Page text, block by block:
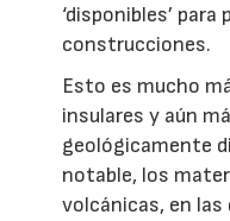
‘disponibles’
construcciones.
Esto es mucho
insulares y aún
geológicamente
notable, los
volcánicas, en las